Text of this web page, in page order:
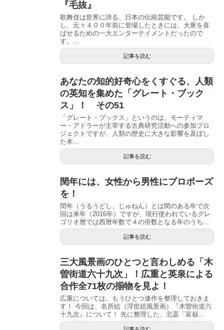
『毛抜』
歌舞伎は世界に誇る、日本の伝統芸能です。 しか
し、元々４００年前に登場したときには、大衆を喜
ばせるための一大エンターテイメントだったので
す。...
記事を読む
あなたの知的好奇心をくすぐる、人類
の英知を集めた「グレート・ブック
ス」！ その51
「グレート・ブックス」というのは、モーティマ
ー・アドラーが主宰する古典研究活動への参加プロ
ジェクトですが、人類の歴史に大きな影響を及ぼし
た本...
記事を読む
閏年には、女性から男性にプロポーズ
を！
閏年（うるうどし、じゅねん）とは閏のある年で次
回は来年（2016年）ですが、現行使われているグレ
ゴリオ暦では西暦年数で４の倍数となる年のうち...
記事を読む
三大風景画のひとつと言わしめる「木
曽街道六十九次」！広重と英泉による
合作全71枚の揃物を見よ！
広重については、もうひとつ連作を整理しておきま
す！ 今回は、名所絵（浮世絵風景画）『木曽街道六
十九次』について！ 先に整理した、北斎「富嶽...